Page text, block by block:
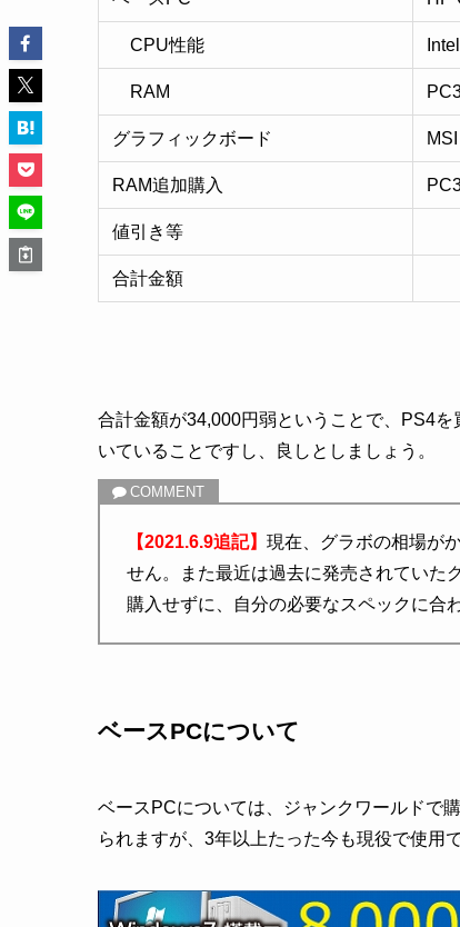
CPU性能
RAM
グラフィックボード
RAM追加購入
値引き等
合計金額
合計金額が34,000円弱ということで、PS4
いていることですし、良しとしましょう。
【2021.6.9追記】 現在、グラボの相場が
せん。また最近は過去に発売されていた
購入せずに、自分の必要なスペックに合
ベースPCについて
ベースPCについては、ジャンクワールドで
られますが、3年以上たった今も現役で使用